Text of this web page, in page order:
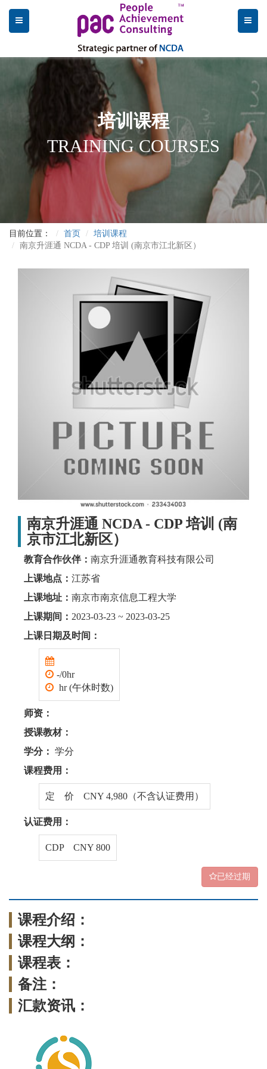
培训课程
TRAINING COURSES
目前位置： 首页
培训课程
南京升涯通 NCDA - CDP 培训 (南京市江北新区）
南京升涯通 NCDA - CDP 培训 (南
京市江北新区）
教育合作伙伴： 南京升涯通教育科技有限公司
上课地点： 江苏省
上课地址： 南京市南京信息工程大学
上课期间： 2023-03-23 ~ 2023-03-25
上课日期及时间：
-/0hr
hr (午休时数)
师资：
授课教材：
学分： 学分
课程费用：
定 价 CNY 4,980（不含认证费用）
认证费用：
CDP CNY 800
已经过期
课程介绍：
课程大纲：
课程表：
备注：
汇款资讯：